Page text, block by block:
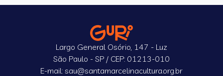
Largo General Osório, 147 - Luz
São Paulo - SP / CEP: 01213-010
E-mail: sau@santamarcelinacultura.org.br